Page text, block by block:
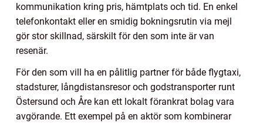
kommunikation kring pris, hämtplats och tid. En enkel
telefonkontakt eller en smidig bokningsrutin via mejl
gör stor skillnad, särskilt för den som inte är van
resenär.
För den som vill ha en pålitlig partner för både flygtaxi,
stadsturer, långdistansresor och godstransporter runt
Östersund och Åre kan ett lokalt förankrat bolag vara
avgörande. Ett exempel på en aktör som kombinerar